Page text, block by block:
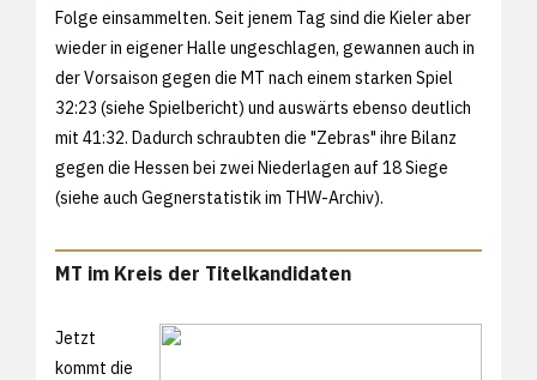
Folge einsammelten. Seit jenem Tag sind die Kieler aber
wieder in eigener Halle ungeschlagen, gewannen auch in
der Vorsaison gegen die MT nach einem starken Spiel
32:23 (siehe Spielbericht) und auswärts ebenso deutlich
mit 41:32. Dadurch schraubten die "Zebras" ihre Bilanz
gegen die Hessen bei zwei Niederlagen auf 18 Siege
(siehe auch Gegnerstatistik im THW-Archiv).
MT im Kreis der Titelkandidaten
Jetzt
kommt die